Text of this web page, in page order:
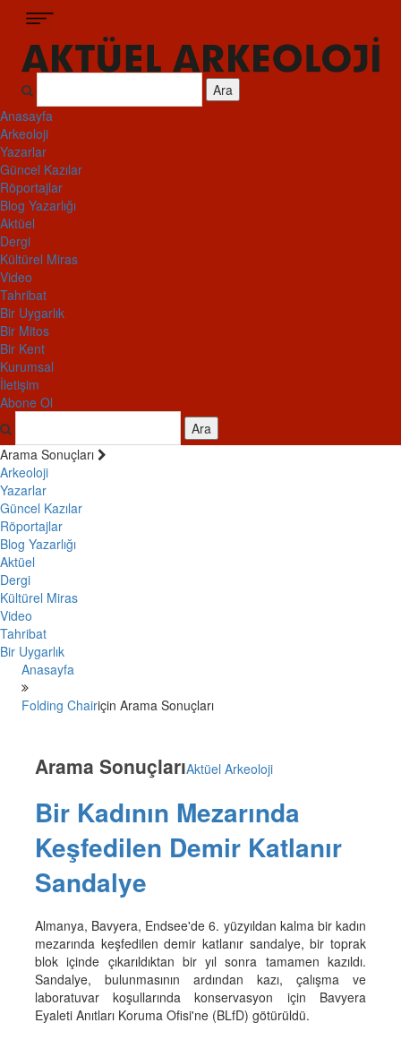
Ara
Anasayfa
Arkeoloji
Yazarlar
Güncel Kazılar
Röportajlar
Blog Yazarlığı
Aktüel
Dergi
Kültürel Miras
Video
Tahribat
Bir Uygarlık
Bir Mitos
Bir Kent
Kurumsal
İletişim
Abone Ol
Ara
Arama Sonuçları
Arkeoloji
Yazarlar
Güncel Kazılar
Röportajlar
Blog Yazarlığı
Aktüel
Dergi
Kültürel Miras
Video
Tahribat
Bir Uygarlık
Anasayfa
Folding Chairiçin Arama Sonuçları
Arama SonuçlarıAktüel Arkeoloji
Bir Kadının Mezarında
Keşfedilen Demir Katlanır
Sandalye
Almanya, Bavyera, Endsee'de 6. yüzyıldan kalma bir kadın
mezarında keşfedilen demir katlanır sandalye, bir toprak
blok içinde çıkarıldıktan bir yıl sonra tamamen kazıldı.
Sandalye, bulunmasının ardından kazı, çalışma ve
laboratuvar koşullarında konservasyon için Bavyera
Eyaleti Anıtları Koruma Ofisi'ne (BLfD) götürüldü.